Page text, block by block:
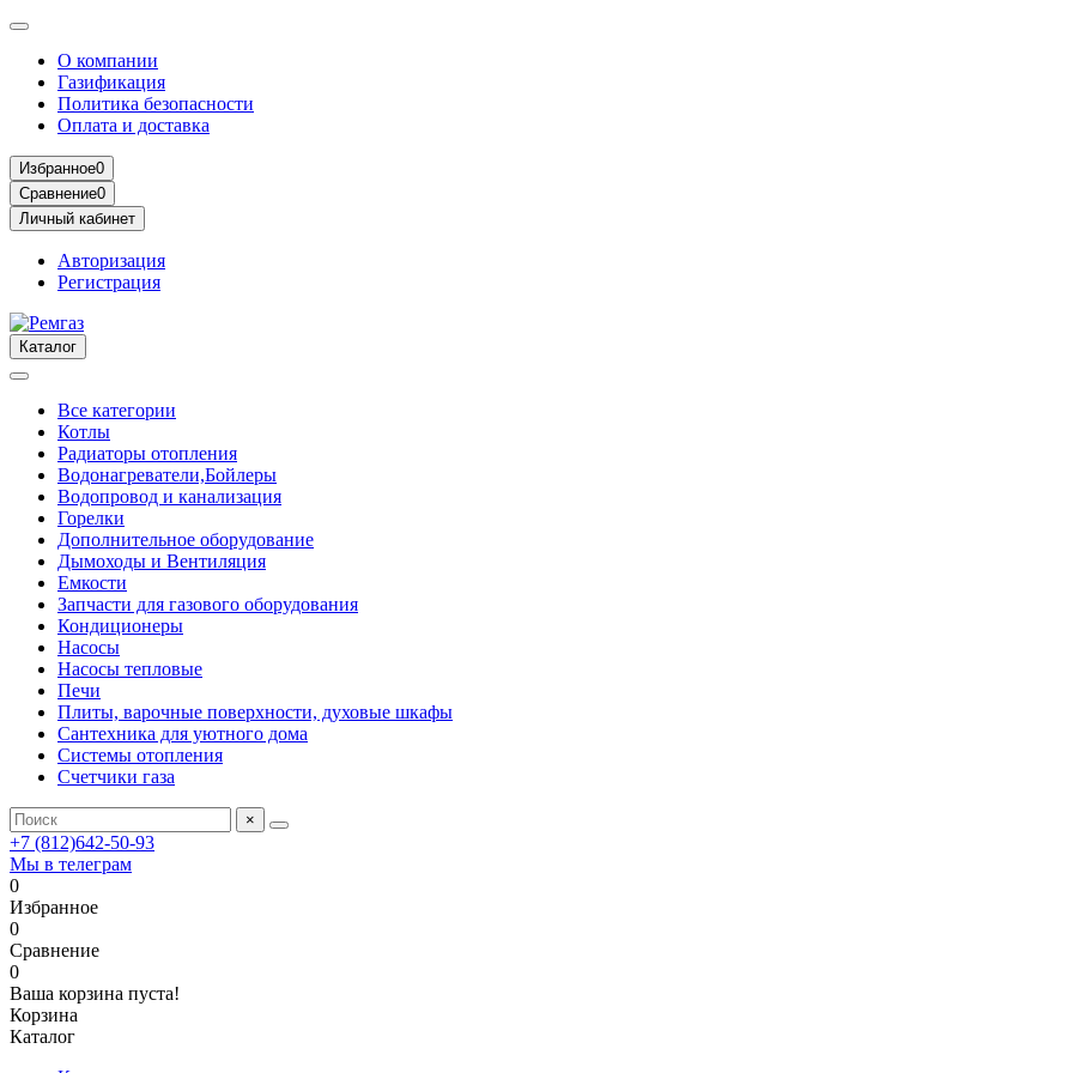
О компании
Газификация
Политика безопасности
Оплата и доставка
Избранное0
Сравнение0
Личный кабинет
Авторизация
Регистрация
Каталог
Все категории
Котлы
Радиаторы отопления
Водонагреватели,Бойлеры
Водопровод и канализация
Горелки
Дополнительное оборудование
Дымоходы и Вентиляция
Емкости
Запчасти для газового оборудования
Кондиционеры
Насосы
Насосы тепловые
Печи
Плиты, варочные поверхности, духовые шкафы
Сантехника для уютного дома
Системы отопления
Счетчики газа
×
+7 (812)642-50-93
Мы в телеграм
0
Избранное
0
Сравнение
0
Ваша корзина пуста!
Корзина
Каталог